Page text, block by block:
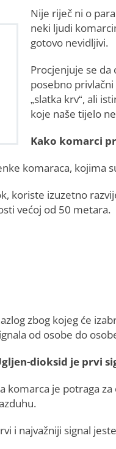
Nije riječ ni o
neki ljudi
gotovo nevidljivi.
Procjenjuje se
posebno
„slatka krv“, ali
koje naše tijelo
Kako komarci
komaraca, kojima
koriste izuzetno
većoj od 50 metara.
zbog kojeg će
od osobe do
dioksid je prvi
komarca je potraga
i najvažniji signal